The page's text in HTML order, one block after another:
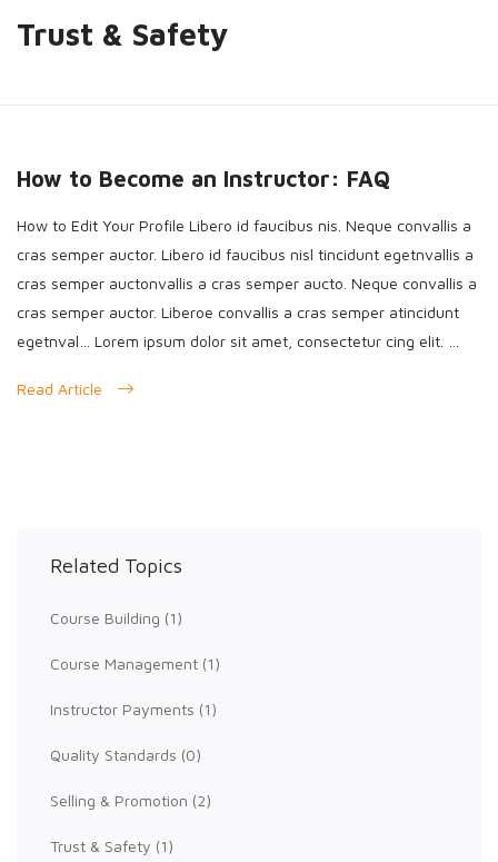
Trust & Safety
How to Become an Instructor: FAQ
How to Edit Your Profile Libero id faucibus nis. Neque convallis a
cras semper auctor. Libero id faucibus nisl tincidunt egetnvallis a
cras semper auctonvallis a cras semper aucto. Neque convallis a
cras semper auctor. Liberoe convallis a cras semper atincidunt
egetnval… Lorem ipsum dolor sit amet, consectetur cing elit. …
Read Article
Related Topics
Course Building (1)
Course Management (1)
Instructor Payments (1)
Quality Standards (0)
Selling & Promotion (2)
Trust & Safety (1)